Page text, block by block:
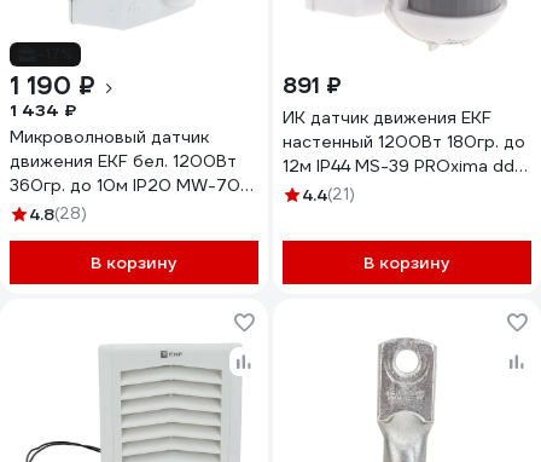
1 190 ₽
1 434 ₽
Микроволновый датчик
движения EKF бел. 1200Вт
360гр. до 10м IP20 MW-700
PROxima dd-mw-700
4.8(28)
В корзину
891 ₽
ИК датчик движения EKF
настенный 1200Вт 180гр. до
12м IP44 MS-39 PROxima dd-
ms-39
4.4(21)
В корзину